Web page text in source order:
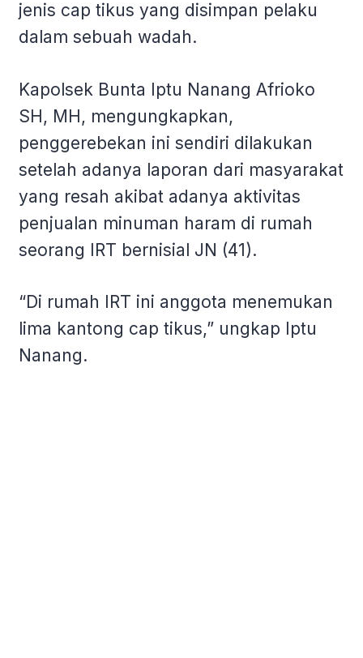
jenis cap tikus yang disimpan pelaku
dalam sebuah wadah.
Kapolsek Bunta Iptu Nanang Afrioko
SH, MH, mengungkapkan,
penggerebekan ini sendiri dilakukan
setelah adanya laporan dari masyarakat
yang resah akibat adanya aktivitas
penjualan minuman haram di rumah
seorang IRT bernisial JN (41).
“Di rumah IRT ini anggota menemukan
lima kantong cap tikus,” ungkap Iptu
Nanang.